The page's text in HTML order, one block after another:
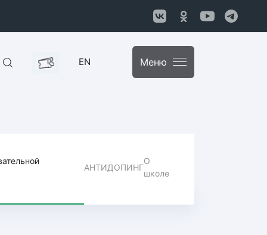
EN Меню
АНТИДОПИНГ
О
школе